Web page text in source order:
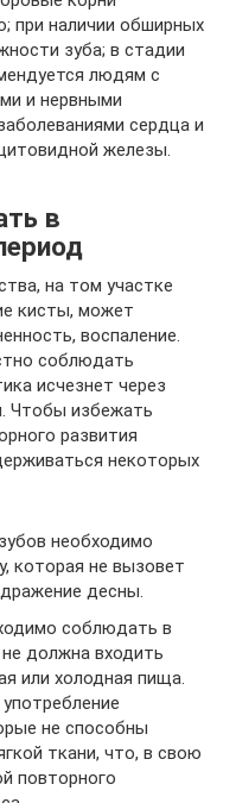
при наличии обширных
зуба; в стадии
людям с
и нервными
сердца и
железы.
в
на том участке
кисты, может
воспаление.
соблюдать
исчезнет через
Чтобы избежать
развития
некоторых
необходимо
которая не вызовет
десны.
соблюдать в
должна входить
или холодная пища.
не способны
ткани, что, в свою
повторного